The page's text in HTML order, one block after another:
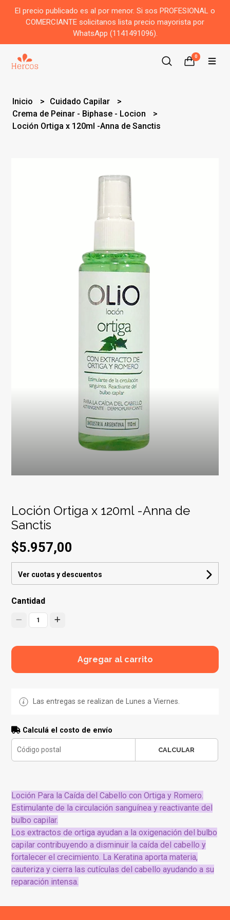
El precio publicado es al por menor. Si sos PROFESIONAL o
COMERCIANTE solicitanos lista precio mayorista por
WhatsApp (1141491096).
0
Inicio
Cuidado Capilar
Crema de Peinar - Biphase - Locion
Loción Ortiga x 120ml -Anna de Sanctis
Loción Ortiga x 120ml -Anna de
Sanctis
$5.957,00
Ver cuotas y descuentos
Cantidad
1
Agregar al carrito
Las entregas se realizan de Lunes a Viernes.
Calculá el costo de envío
CALCULAR
Loción Para la Caída del Cabello con Ortiga y Romero.
Estimulante de la circulación sanguínea y reactivante del
bulbo capilar.
Los extractos de ortiga ayudan a la oxigenación del bulbo
capilar contribuyendo a disminuir la caída del cabello y
fortalecer el crecimiento. La Keratina aporta materia,
cauteriza y cierra las cutículas del cabello ayudando a su
reparación intensa.